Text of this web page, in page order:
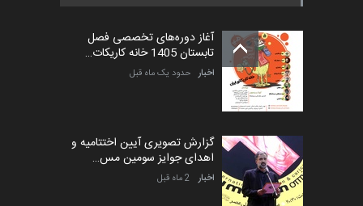
آغاز دوره‌های تخصصی فصل
تابستان 1405 خانه کاریکات…
اخبار حدود یک ماه قبل
گزارش تصویری آیین اختتامیه و
اهدای جوایز سومین مس…
اخبار 2 ماه قبل